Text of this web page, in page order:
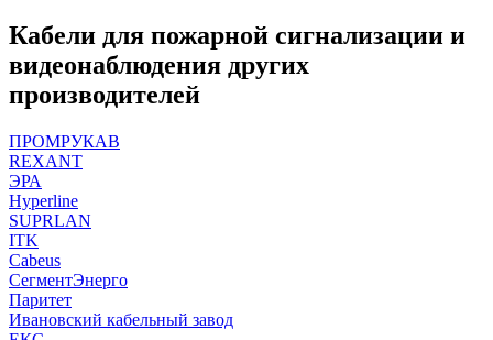
Кабели для пожарной сигнализации и
видеонаблюдения других
производителей
ПРОМРУКАВ
REXANT
ЭРА
Hyperline
SUPRLAN
ITK
Cabeus
СегментЭнерго
Паритет
Ивановский кабельный завод